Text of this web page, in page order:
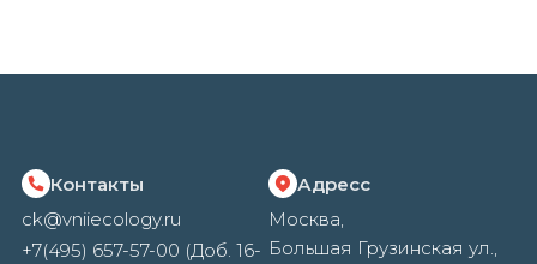
Контакты
ck@vniiecology.ru
+7(495) 657-57-00 (Доб. 16-
Адресс
Москва,
Большая Грузинская ул.,